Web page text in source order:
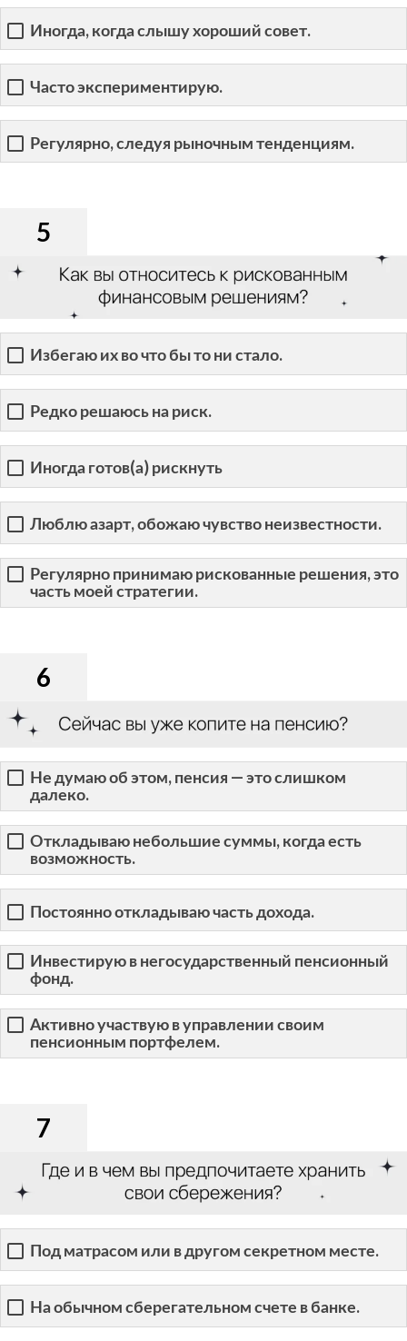
Иногда, когда слышу хороший совет.
Часто экспериментирую.
Регулярно, следуя рыночным тенденциям.
5
Избегаю их во что бы то ни стало.
Редко решаюсь на риск.
Иногда готов(а) рискнуть
Люблю азарт, обожаю чувство неизвестности.
Регулярно принимаю рискованные решения, это
часть моей стратегии.
6
Не думаю об этом, пенсия — это слишком
далеко.
Откладываю небольшие суммы, когда есть
возможность.
Постоянно откладываю часть дохода.
Инвестирую в негосударственный пенсионный
фонд.
Активно участвую в управлении своим
пенсионным портфелем.
7
Под матрасом или в другом секретном месте.
На обычном сберегательном счете в банке.